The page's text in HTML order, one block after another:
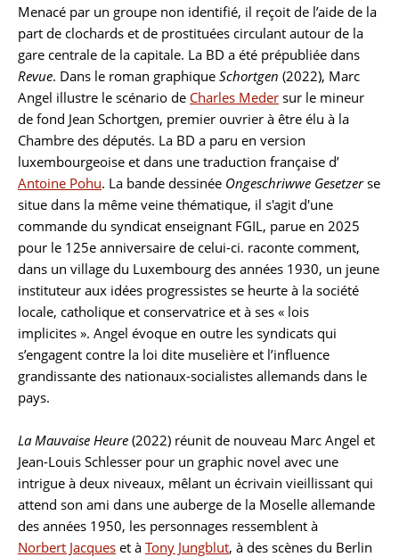
Menacé par un groupe non identifié, il reçoit de l’aide de la
part de clochards et de prostituées circulant autour de la
gare centrale de la capitale. La BD a été prépubliée dans
Revue. Dans le roman graphique Schortgen (2022), Marc
Angel illustre le scénario de Charles Meder sur le mineur
de fond Jean Schortgen, premier ouvrier à être élu à la
Chambre des députés. La BD a paru en version
luxembourgeoise et dans une traduction française d’
Antoine Pohu. La bande dessinée Ongeschriwwe Gesetzerse
situe dans la même veine thématique, il s'agit d'une
commande du syndicat enseignant FGIL, parue en 2025
pour le 125e anniversaire de celui-ci. raconte comment,
dans un village du Luxembourg des années 1930, un jeune
instituteur aux idées progressistes se heurte à la société
locale, catholique et conservatrice et à ses « lois
implicites ». Angel évoque en outre les syndicats qui
s’engagent contre la loi dite muselière et l’influence
grandissante des nationaux-socialistes allemands dans le
pays.
La Mauvaise Heure (2022) réunit de nouveau Marc Angel et
Jean-Louis Schlesser pour un graphic novel avec une
intrigue à deux niveaux, mêlant un écrivain vieillissant qui
attend son ami dans une auberge de la Moselle allemande
des années 1950, les personnages ressemblent à
Norbert Jacques et à Tony Jungblut, à des scènes du Berlin